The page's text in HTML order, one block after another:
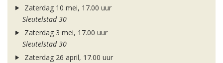
Zaterdag 10 mei, 17.00 uur
Sleutelstad 30
Zaterdag 3 mei, 17.00 uur
Sleutelstad 30
Zaterdag 26 april, 17.00 uur